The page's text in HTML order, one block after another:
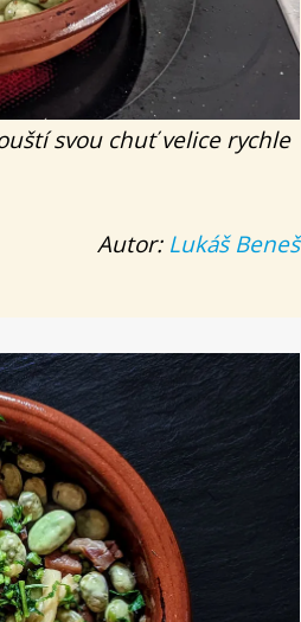
svou chuť velice rychle
Autor: Lukáš Beneš